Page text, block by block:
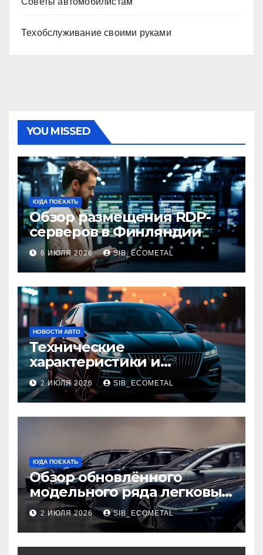
Техобслуживание своими руками
YOU MISSED
КУДА ПОЕХАТЬ
Обзор размещения RDP-
серверов в Финляндии
6 ИЮЛЯ 2026 SIB_ECOMETAL
НОВОСТИ АВТО
Технические
характеристики и
доступные комплектации
GAC Empow
2 ИЮЛЯ 2026 SIB_ECOMETAL
КУДА ПОЕХАТЬ
Обзор обновлённого
модельного ряда легковых
автомобилей 2026 года
2 ИЮЛЯ 2026 SIB_ECOMETAL